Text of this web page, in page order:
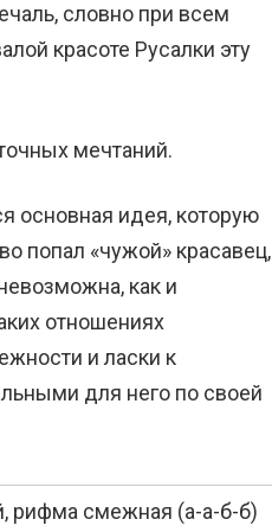
словно при всем
красоте Русалки эту
мечтаний.
основная идея, которую
попал «чужой» красавец,
как и
отношениях
и ласки к
для него по своей
рифма смежная (а-а-б-б)